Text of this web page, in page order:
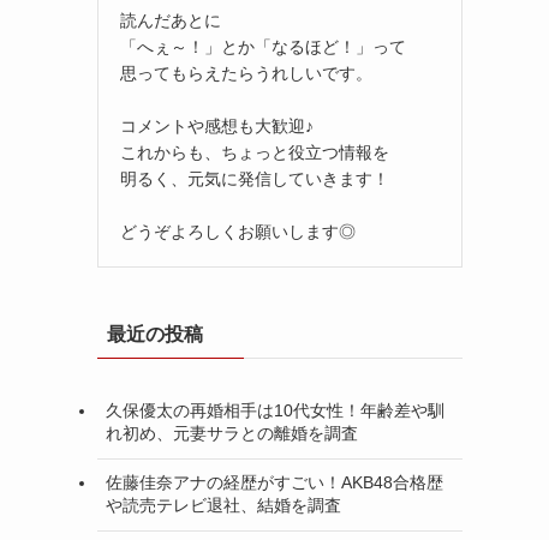
読んだあとに
「へぇ～！」とか「なるほど！」って
思ってもらえたらうれしいです。
コメントや感想も大歓迎♪
これからも、ちょっと役立つ情報を
明るく、元気に発信していきます！
どうぞよろしくお願いします◎
最近の投稿
久保優太の再婚相手は10代女性！年齢差や馴
れ初め、元妻サラとの離婚を調査
佐藤佳奈アナの経歴がすごい！AKB48合格歴
や読売テレビ退社、結婚を調査